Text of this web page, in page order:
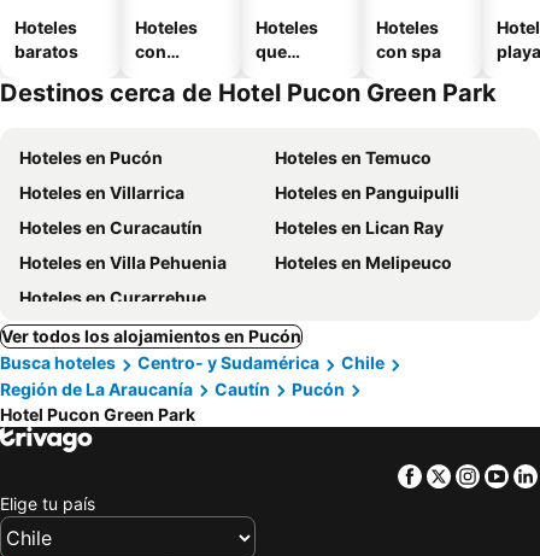
Hoteles
baratos
Hoteles
con
Hoteles
que
mascotas
Hoteles
con spa
playa
Destinos cerca de Hotel Pucon Green Park
Hoteles en Pucón
Hoteles en Temuco
Hoteles en Villarrica
Hoteles en Panguipulli
Hoteles en Curacautín
Hoteles en Lican Ray
Hoteles en Villa Pehuenia
Hoteles en Melipeuco
Hoteles en Curarrehue
Ver todos los alojamientos en Pucón
Busca hoteles
Centro- y Sudamérica
Chile
Región de La Araucanía
Cautín
Pucón
Hotel Pucon Green Park
Facebook
Twitter
Elige tu país